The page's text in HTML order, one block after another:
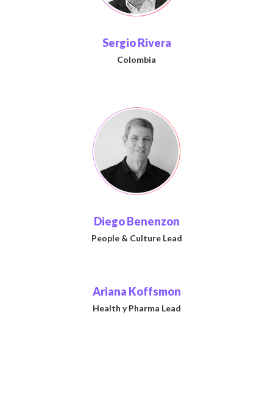
Sergio Rivera
Colombia
Diego Benenzon
People & Culture Lead
Ariana Koffsmon
Health y Pharma Lead